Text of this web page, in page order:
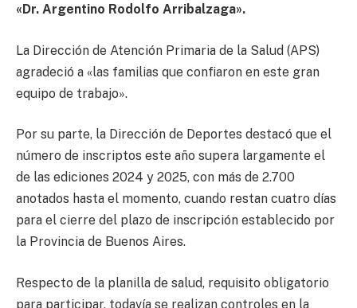
«Dr. Argentino Rodolfo Arribalzaga».
La Dirección de Atención Primaria de la Salud (APS)
agradeció a «las familias que confiaron en este gran
equipo de trabajo».
Por su parte, la Dirección de Deportes destacó que el
número de inscriptos este año supera largamente el
de las ediciones 2024 y 2025, con más de 2.700
anotados hasta el momento, cuando restan cuatro días
para el cierre del plazo de inscripción establecido por
la Provincia de Buenos Aires.
Respecto de la planilla de salud, requisito obligatorio
para participar, todavía se realizan controles en la